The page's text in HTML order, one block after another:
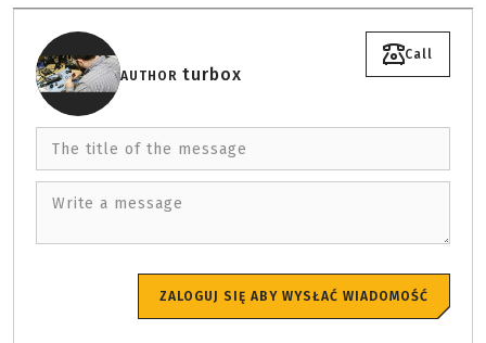
AUTHOR turbox
Call
The title of the message
Write a message
ZALOGUJ SIĘ ABY WYSŁAĆ WIADOMOŚĆ